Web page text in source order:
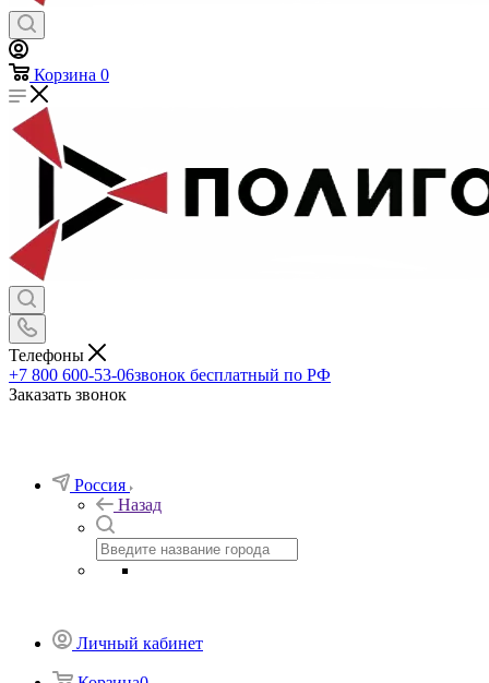
Корзина 0
Телефоны
+7 800 600-53-06звонок бесплатный по РФ
Заказать звонок
Россия
Назад
Личный кабинет